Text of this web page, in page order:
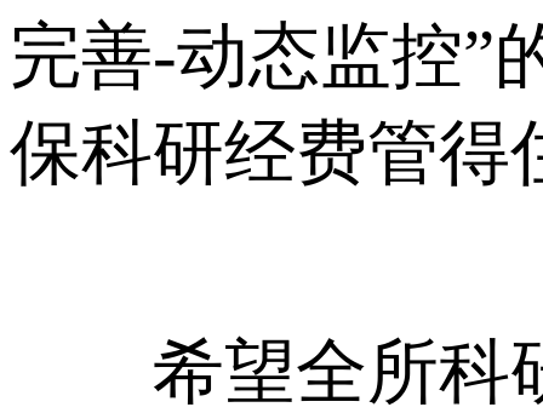
完善-动态监控”
保科研经费管得
希望全所科研